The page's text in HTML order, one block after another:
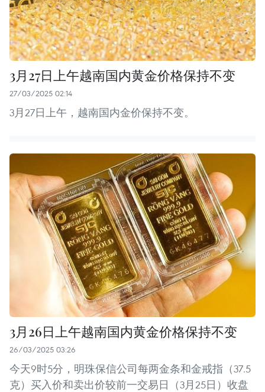
3月27日上午越南国内黄金价格保持不变
27/03/2025 02:14
3月27日上午，越南国内金价保持不变。
3月26日上午越南国内黄金价格保持不变
26/03/2025 03:26
今天9时5分，明珠保信公司每两金条和金戒指（37.5
克）买入价和卖出价较前一交易日（3月25日）收盘